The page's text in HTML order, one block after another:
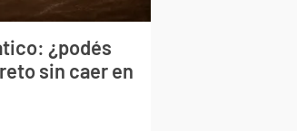
¿podés
sin caer en